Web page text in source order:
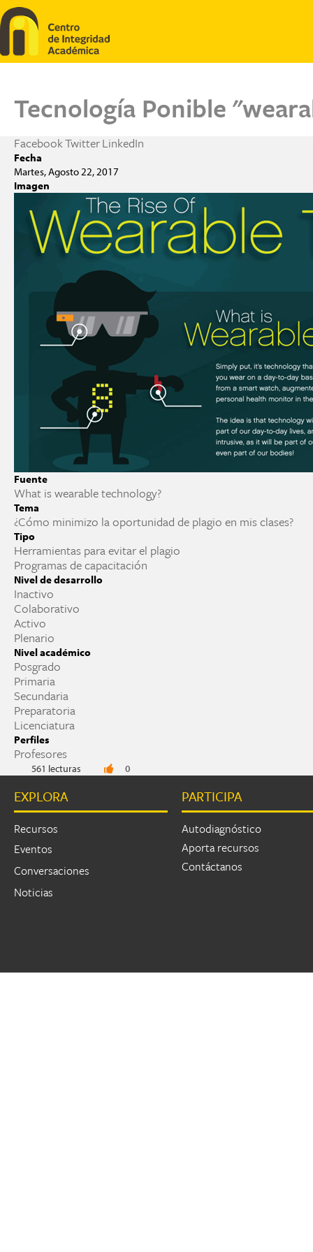
Pasar al contenido principal
Tecnología Ponible
FacebookTwitterLinkedIn
Fecha
Martes, Agosto 22, 2017
Imagen
Fuente
What is wearable technology?
Tema
¿Cómo minimizo la oportunidad de plagio en mis clases?
Tipo
Herramientas para evitar el plagio
Programas de capacitación
Nivel de desarrollo
Inactivo
Colaborativo
Activo
Plenario
Nivel académico
Posgrado
Primaria
Secundaria
Preparatoria
Licenciatura
Perfiles
Profesores
561 lecturas 0
EXPLORA
Recursos
Eventos
Conversaciones
Noticias
PARTICIPA
Autodiagnóstico
Aporta recursos
Contáctanos